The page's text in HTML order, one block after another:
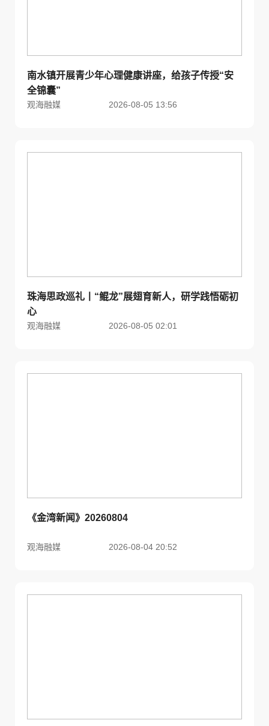
南水镇开展青少年心理健康讲座，给孩子传授“安
全锦囊”
观海融媒 2026-08-05 13:56
珠海思政巡礼丨“鲲龙”展翅育新人，研学践悟砺初
心
观海融媒 2026-08-05 02:01
《金湾新闻》20260804
观海融媒 2026-08-04 20:52